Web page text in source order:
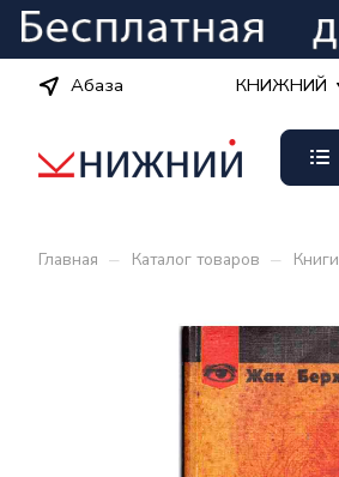
Абаза КНИЖНИЙ
Главная – Каталог товаров – Книги